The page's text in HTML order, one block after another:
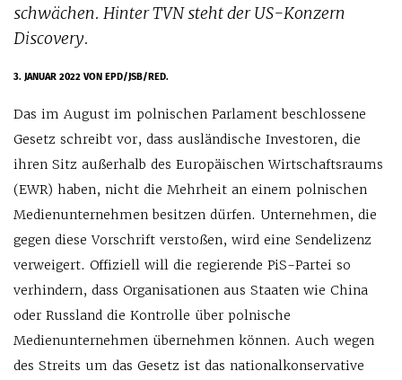
schwächen. Hinter TVN steht der US-Konzern
Discovery.
3. JANUAR 2022VON EPD/JSB/RED.
Das im August im polnischen Parlament beschlossene
Gesetz schreibt vor, dass ausländische Investoren, die
ihren Sitz außerhalb des Europäischen Wirtschaftsraums
(EWR) haben, nicht die Mehrheit an einem polnischen
Medienunternehmen besitzen dürfen. Unternehmen, die
gegen diese Vorschrift verstoßen, wird eine Sendelizenz
verweigert. Offiziell will die regierende PiS-Partei so
verhindern, dass Organisationen aus Staaten wie China
oder Russland die Kontrolle über polnische
Medienunternehmen übernehmen können. Auch wegen
des Streits um das Gesetz ist das nationalkonservative